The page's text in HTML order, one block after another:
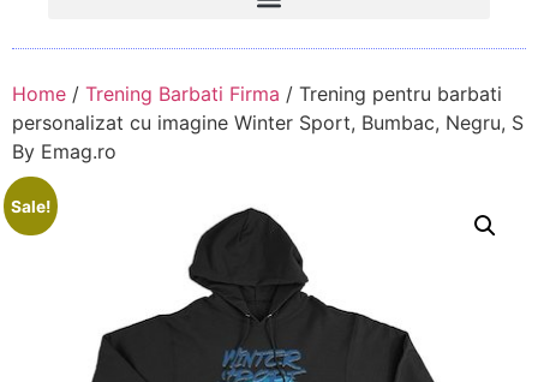
Home / Trening Barbati Firma / Trening pentru barbati
personalizat cu imagine Winter Sport, Bumbac, Negru, S
By Emag.ro
Sale!